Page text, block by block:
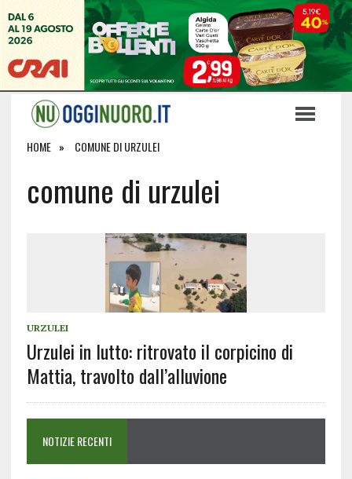
HOME COMUNE DI URZULEI
comune di urzulei
URZULEI
Urzulei in lutto: ritrovato il corpicino di
Mattia, travolto dall’alluvione
NOTIZIE RECENTI